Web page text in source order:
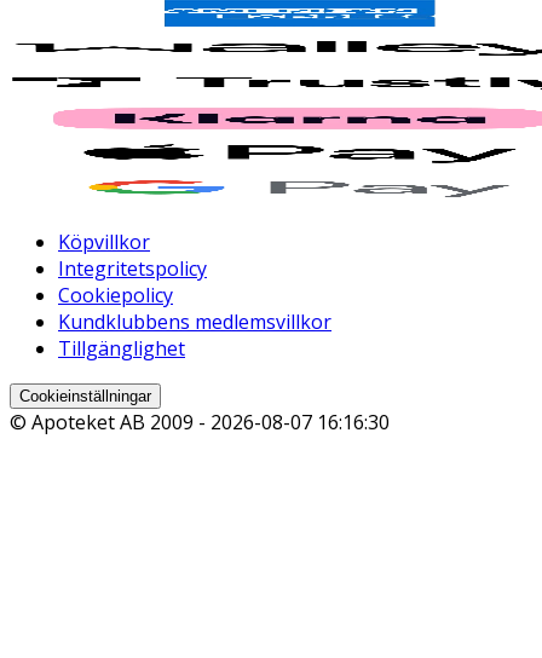
Köpvillkor
Integritetspolicy
Cookiepolicy
Kundklubbens medlemsvillkor
Tillgänglighet
Cookieinställningar
© Apoteket AB 2009 - 2026-08-07 16:16:30